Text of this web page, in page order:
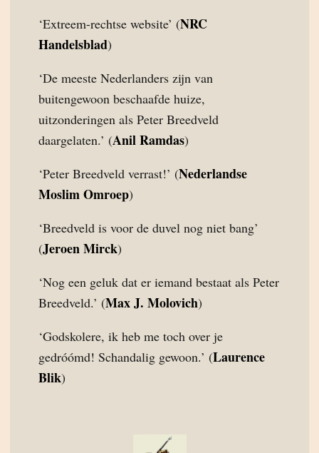
‘Extreem-rechtse website’ (NRC
Handelsblad)
‘De meeste Nederlanders zijn van
buitengewoon beschaafde huize,
uitzonderingen als Peter Breedveld
daargelaten.’ (Anil Ramdas)
‘Peter Breedveld verrast!’ (Nederlandse
Moslim Omroep)
‘Breedveld is voor de duvel nog niet bang’
(Jeroen Mirck)
‘Nog een geluk dat er iemand bestaat als Peter
Breedveld.’ (Max J. Molovich)
‘Godskolere, ik heb me toch over je
gedróómd! Schandalig gewoon.’ (Laurence
Blik)